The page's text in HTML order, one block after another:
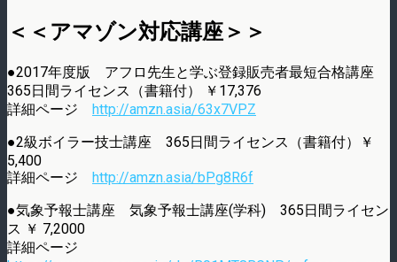
＜＜アマゾン対応講座＞＞
●2017年度版 アフロ先生と学ぶ登録販売者最短合格講座
365日間ライセンス（書籍付） ￥17,376
詳細ページ http://amzn.asia/63x7VPZ
●2級ボイラー技士講座 365日間ライセンス（書籍付）￥
5,400
詳細ページ http://amzn.asia/bPg8R6f
●気象予報士講座 気象予報士講座(学科) 365日間ライセン
ス ￥ 7,2000
詳細ページ